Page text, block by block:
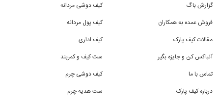
گزارش باگ
فروش عمده به همکاران
مقالات کیف پارک
آنباکس کن و جایزه بگیر
تماس با ما
درباره کیف پارک
کیف دوشی مردانه
کیف پول مردانه
کیف اداری
ست کیف و کمربند
کیف دوشی چرم
ست هدیه چرم